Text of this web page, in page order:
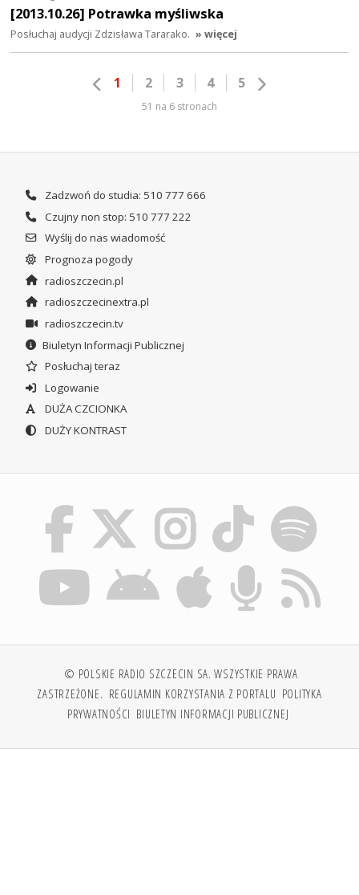
[2013.10.26] Potrawka myśliwska
Posłuchaj audycji Zdzisława Tararako. » więcej
1 2 3 4 5
51 na 6 stronach
Zadzwoń do studia: 510 777 666
Czujny non stop: 510 777 222
Wyślij do nas wiadomość
Prognoza pogody
radioszczecin.pl
radioszczecinextra.pl
radioszczecin.tv
Biuletyn Informacji Publicznej
Posłuchaj teraz
Logowanie
DUŻA CZCIONKA
DUŻY KONTRAST
© POLSKIE RADIO SZCZECIN SA. WSZYSTKIE PRAWA
ZASTRZEŻONE. REGULAMIN KORZYSTANIA Z PORTALU POLITYKA
PRYWATNOŚCI BIULETYN INFORMACJI PUBLICZNEJ